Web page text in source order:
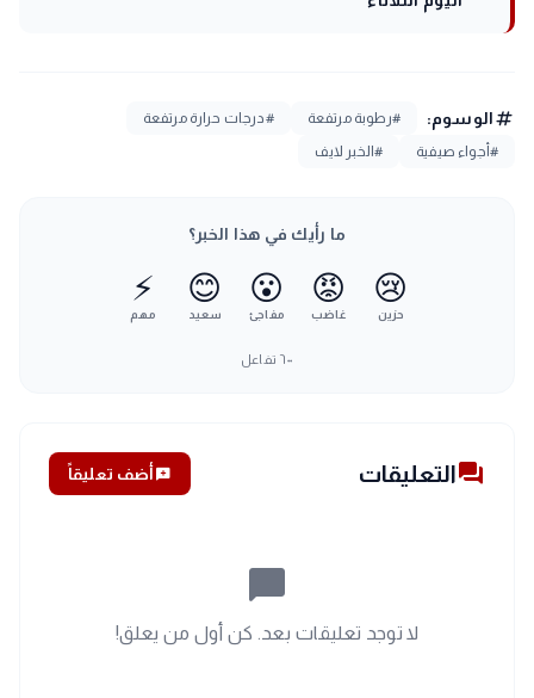
tagالوسوم: #رطوبة مرتفعة
#درجات حرارة مرتفعة
#أجواء صيفية
#الخبر لايف
ما رأيك في هذا الخبر؟
😢
حزين
😡
غاضب
😮
مفاجئ
😊
سعيد
⚡
مهم
٦٠٠ تفاعل
forumالتعليقات add_commentأضف تعليقاً
chat_bubble_outline
لا توجد تعليقات بعد. كن أول من يعلق!